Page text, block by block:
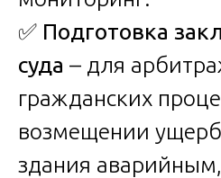
✅ Подготовка
суда – для
гражданских
возмещении
здания